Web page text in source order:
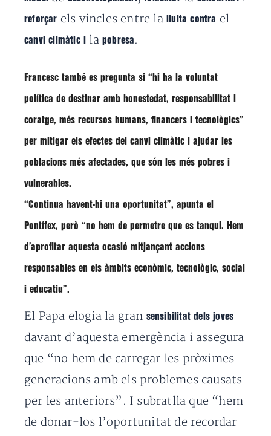
reforçar els vincles entre la lluita contra el
canvi climàtic i lapobresa .
Francesc també es pregunta si “hi ha la voluntat
política de destinar amb honestedat, responsabilitat i
coratge, més recursos humans, financers i tecnològics”
per mitigar els efectes del canvi climàtic i ajudar les
poblacions més afectades, que són les més pobres i
vulnerables.
“Continua havent-hi una oportunitat”, apunta el
Pontífex, però “no hem de permetre que es tanqui. Hem
d’aprofitar aquesta ocasió mitjançant accions
responsables en els àmbits econòmic, tecnològic, social
i educatiu”.
El Papa elogia la gran sensibilitat dels joves
davant d’aquesta emergència i assegura
que “no hem de carregar les pròximes
generacions amb els problemes causats
per les anteriors”. I subratlla que “hem
de donar-los l’oportunitat de recordar